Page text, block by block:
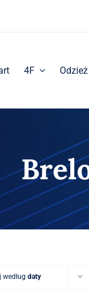
4F Odzież
według daty